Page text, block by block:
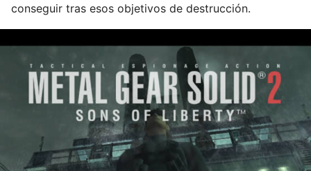
conseguir tras esos objetivos de destrucción.